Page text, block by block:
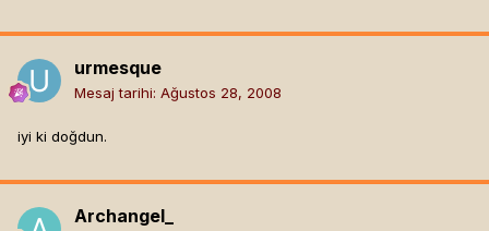
urmesque
Mesaj tarihi: Ağustos 28, 2008
iyi ki doğdun.
Archangel_